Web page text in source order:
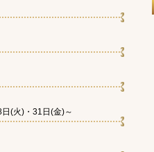
(火)・31日(金)～